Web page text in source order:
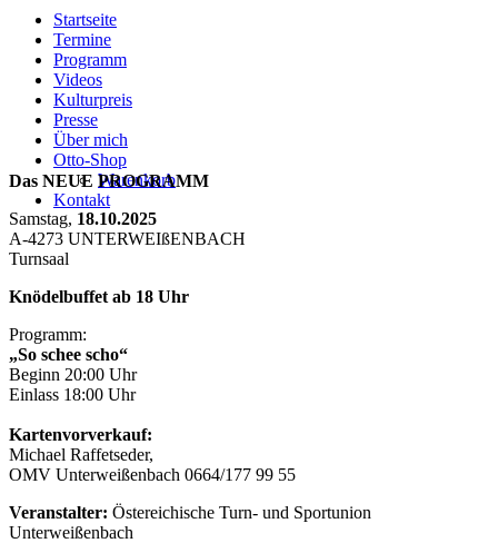
Startseite
Termine
Programm
Videos
Kulturpreis
Presse
Über mich
Otto-Shop
Warenkorb
Kontakt
Das NEUE PROGRAMM
Samstag, 18.10.2025
A-4273 UNTERWEIßENBACH
Turnsaal
Knödelbuffet ab 18 Uhr
Programm:
„So schee scho“
Beginn 20:00 Uhr
Einlass 18:00 Uhr
Kartenvorverkauf:
Michael Raffetseder,
OMV Unterweißenbach 0664/177 99 55
Veranstalter: Östereichische Turn- und Sportunion
Unterweißenbach